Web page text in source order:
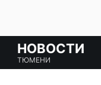
НОВОСТИ
ТЮМЕНИ